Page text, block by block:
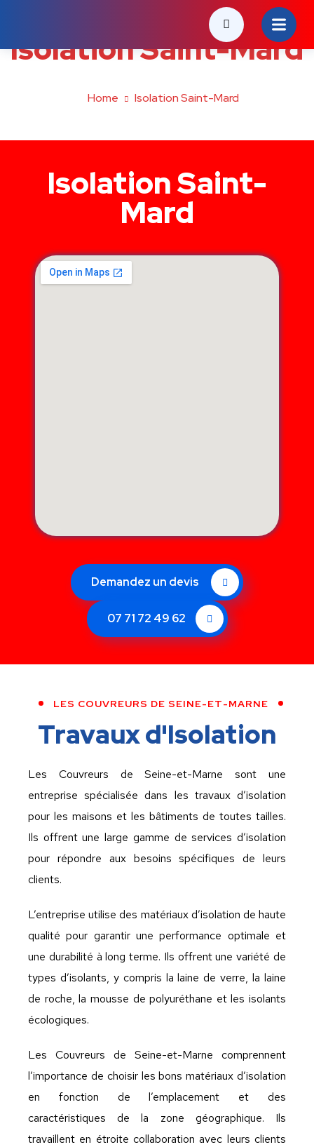
Isolation Saint-Mard
Home Isolation Saint-Mard
Isolation Saint-
Mard
Demandez un devis
07 71 72 49 62
LES COUVREURS DE SEINE-ET-MARNE
Travaux d'Isolation
Les Couvreurs de Seine-et-Marne sont une
entreprise spécialisée dans les travaux d’isolation
pour les maisons et les bâtiments de toutes tailles.
Ils offrent une large gamme de services d’isolation
pour répondre aux besoins spécifiques de leurs
clients.
L’entreprise utilise des matériaux d’isolation de haute
qualité pour garantir une performance optimale et
une durabilité à long terme. Ils offrent une variété de
types d’isolants, y compris la laine de verre, la laine
de roche, la mousse de polyuréthane et les isolants
écologiques.
Les Couvreurs de Seine-et-Marne comprennent
l’importance de choisir les bons matériaux d’isolation
en fonction de l’emplacement et des
caractéristiques de la zone géographique. Ils
travaillent en étroite collaboration avec leurs clients